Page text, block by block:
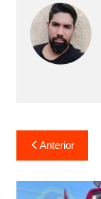
Navegação
de
Post
Anterior